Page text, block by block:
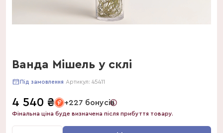
Ванда Мішель у склі
Під замовлення Артикул: 45411
4 540 ₴ +227 бонусів
Фінальна ціна буде визначена після прибуття товару.